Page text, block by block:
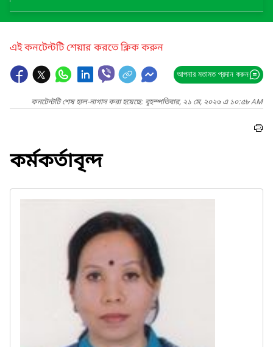
এই কনটেন্টটি শেয়ার করতে ক্লিক করুন
আপনার মতামত প্রদান করুন
কনটেন্টটি শেষ হাল-নাগাদ করা হয়েছে: বৃহস্পতিবার, ২১ মে, ২০২৬ এ ১০:৫৮ AM
কর্মকর্তাবৃন্দ